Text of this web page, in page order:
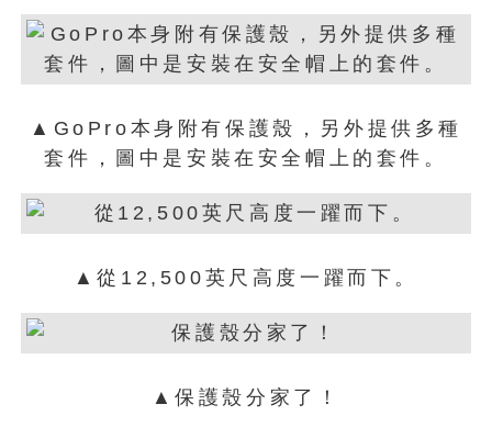
▲GoPro本身附有保護殼，另外提供多種
套件，圖中是安裝在安全帽上的套件。
▲從12,500英尺高度一躍而下。
▲保護殼分家了！